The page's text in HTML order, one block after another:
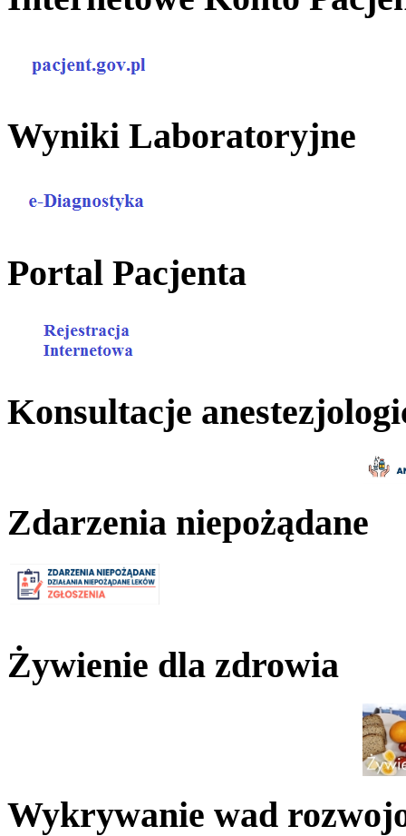
Wyniki Laboratoryjne
Portal Pacjenta
Konsultacje
Zdarzenia niepożądane
Żywienie dla zdrowia
Wykrywanie wad